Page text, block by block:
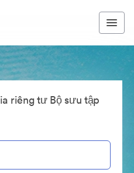
riêng tư Bộ sưu tập